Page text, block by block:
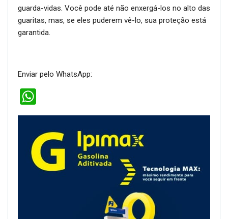
guarda-vidas. Você pode até não enxergá-los no alto das
guaritas, mas, se eles puderem vê-lo, sua proteção está
garantida.
Enviar pelo WhatsApp: